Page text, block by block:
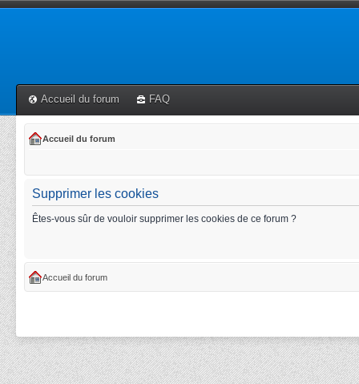
Accueil du forum FAQ
Accueil du forum
Supprimer les cookies
Êtes-vous sûr de vouloir supprimer les cookies de ce forum ?
Accueil du forum